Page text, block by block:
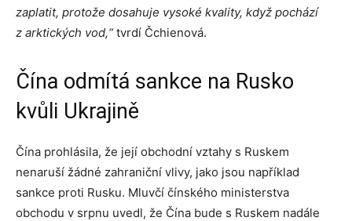
zaplatit, protože dosahuje vysoké kvality, když pochází
z arktických vod,“tvrdí Čchienová.
Čína odmítá sankce na Rusko
kvůli Ukrajině
Čína prohlásila, že její obchodní vztahy s Ruskem
nenaruší žádné zahraniční vlivy, jako jsou například
sankce proti Rusku. Mluvčí čínského ministerstva
obchodu v srpnu uvedl, že Čína bude s Ruskem nadále